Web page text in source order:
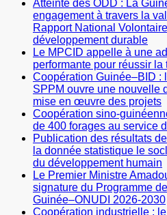
Atteinte des ODD : La
engagement à travers la
Rapport National
développement durable
Le MPCID appelle à une
performante pour réussir
Coopération Guinée–BID :
SPPM ouvre une nouvelle
mise en œuvre des projets
Coopération sino-
de 400 forages au service
Publication des résultats
la donnée statistique le
du développement humain
Le Premier Ministre
signature du Programme
Guinée–ONUDI 2026-2030
Coopération industrielle :